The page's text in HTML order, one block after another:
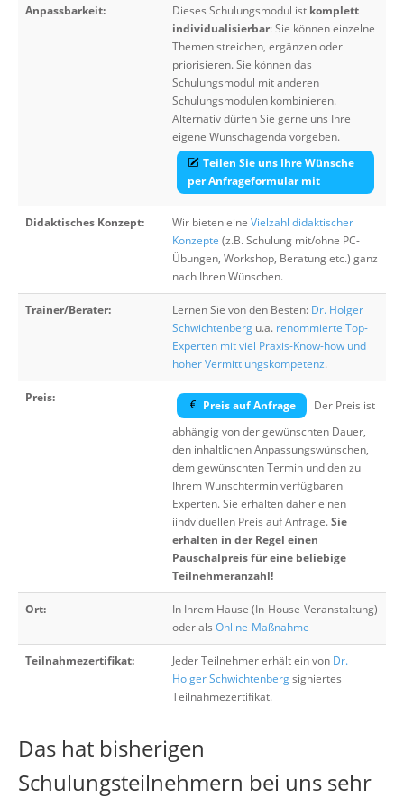
Anpassbarkeit: Dieses Schulungsmodul ist komplett
individualisierbar: Sie können einzelne
Themen streichen, ergänzen oder
priorisieren. Sie können das
Schulungsmodul mit anderen
Schulungsmodulen kombinieren.
Alternativ dürfen Sie gerne uns Ihre
eigene Wunschagenda vorgeben.
Teilen Sie uns Ihre Wünsche
per Anfrageformular mit
Didaktisches Konzept: Wir bieten eine Vielzahl didaktischer
Konzepte (z.B. Schulung mit/ohne PC-
Übungen, Workshop, Beratung etc.) ganz
nach Ihren Wünschen.
Trainer/Berater: Lernen Sie von den Besten: Dr. Holger
Schwichtenberg u.a. renommierte Top-
Experten mit viel Praxis-Know-how und
hoher Vermittlungskompetenz.
Preis:
Preis auf Anfrage
Der Preis ist
abhängig von der gewünschten Dauer,
den inhaltlichen Anpassungswünschen,
dem gewünschten Termin und den zu
Ihrem Wunschtermin verfügbaren
Experten. Sie erhalten daher einen
iindviduellen Preis auf Anfrage.Sie
erhalten in der Regel einen
Pauschalpreis für eine beliebige
Teilnehmeranzahl!
Ort:
In Ihrem Hause (In-House-Veranstaltung)
oder als Online-Maßnahme
Teilnahmezertifikat: Jeder Teilnehmer erhält ein von Dr.
Holger Schwichtenbergsigniertes
Teilnahmezertifikat.
Das hat bisherigen
Schulungsteilnehmern bei uns sehr